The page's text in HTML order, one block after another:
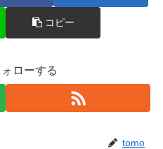
コピー
ローする
tomo